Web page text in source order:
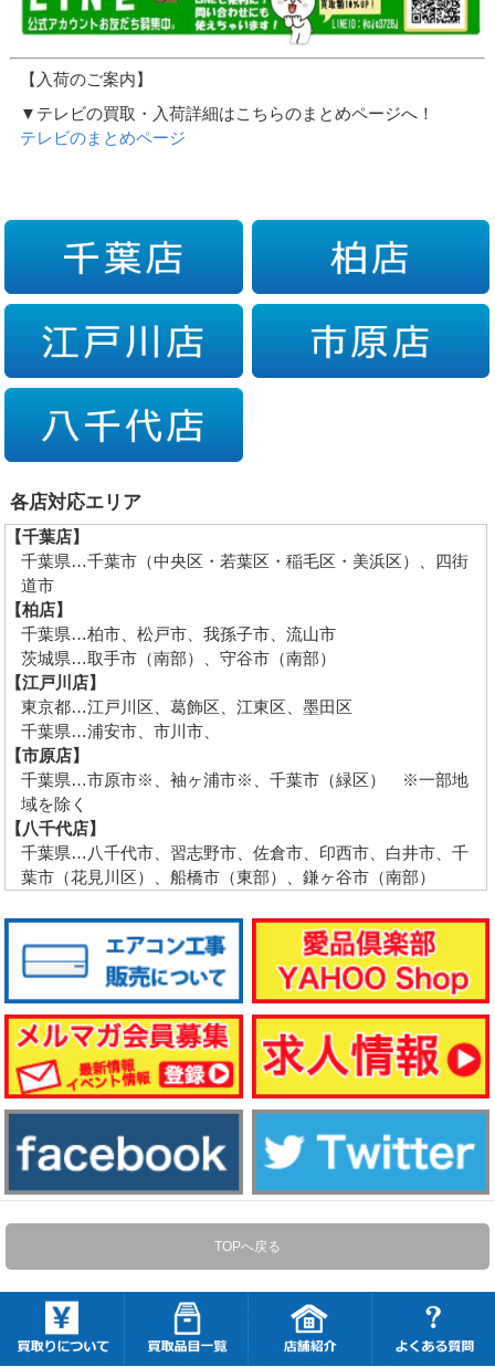
【入荷のご案内】
▼テレビの買取・入荷詳細はこちらのまとめページへ！
テレビのまとめページ
各店対応エリア
【千葉店】
千葉県…千葉市（中央区・若葉区・稲毛区・美浜区）、四街
道市
【柏店】
千葉県…柏市、松戸市、我孫子市、流山市
茨城県…取手市（南部）、守谷市（南部）
【江戸川店】
東京都…江戸川区、葛飾区、江東区、墨田区
千葉県…浦安市、市川市、
【市原店】
千葉県…市原市※、袖ヶ浦市※、千葉市（緑区） ※一部地
域を除く
【八千代店】
千葉県…八千代市、習志野市、佐倉市、印西市、白井市、千
葉市（花見川区）、船橋市（東部）、鎌ヶ谷市（南部）
TOPへ戻る